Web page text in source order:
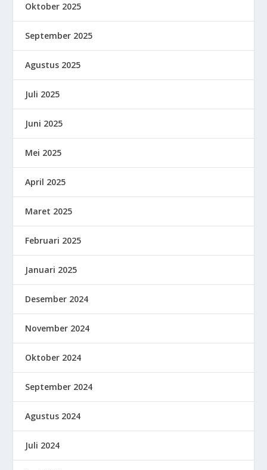
Oktober 2025
September 2025
Agustus 2025
Juli 2025
Juni 2025
Mei 2025
April 2025
Maret 2025
Februari 2025
Januari 2025
Desember 2024
November 2024
Oktober 2024
September 2024
Agustus 2024
Juli 2024